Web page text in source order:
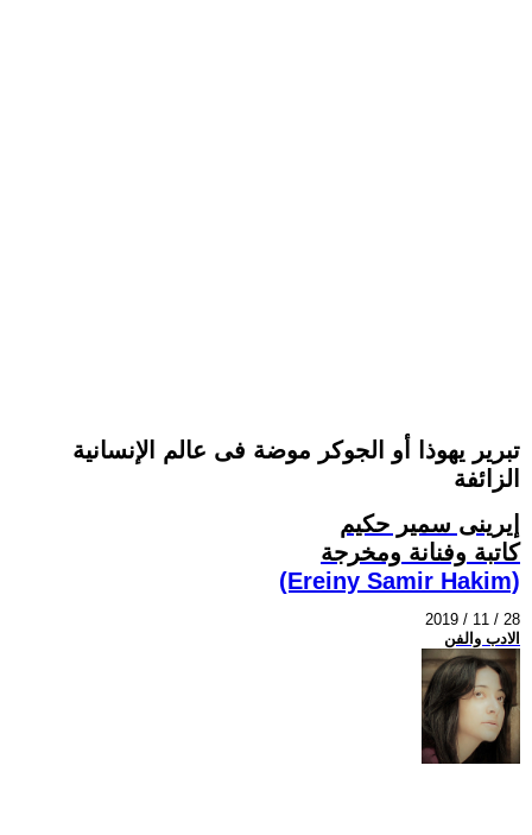
تبرير يهوذا أو الجوكر موضة فى عالم الإنسانية
الزائفة
إيرينى سمير حكيم
كاتبة وفنانة ومخرجة
(Ereiny Samir Hakim)
2019 / 11 / 28
الادب والفن